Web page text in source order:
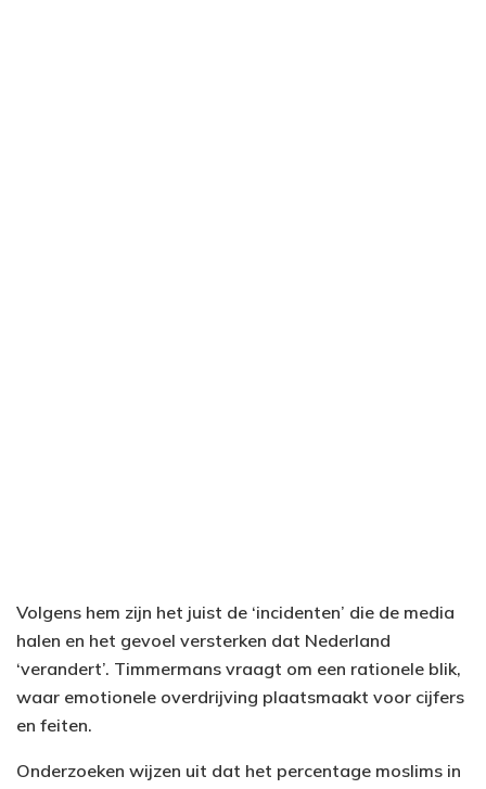
Volgens hem zijn het juist de ‘incidenten’ die de media
halen en het gevoel versterken dat Nederland
‘verandert’. Timmermans vraagt om een rationele blik,
waar emotionele overdrijving plaatsmaakt voor cijfers
en feiten.
Onderzoeken wijzen uit dat het percentage moslims in